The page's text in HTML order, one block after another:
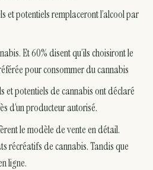
et potentiels remplaceront l’alcool par
Et 60% disent qu’ils choisiront le
pour consommer du cannabis
et potentiels de cannabis ont déclaré
d’un producteur autorisé.
le modèle de vente en détail.
récréatifs de cannabis. Tandis que
ligne.